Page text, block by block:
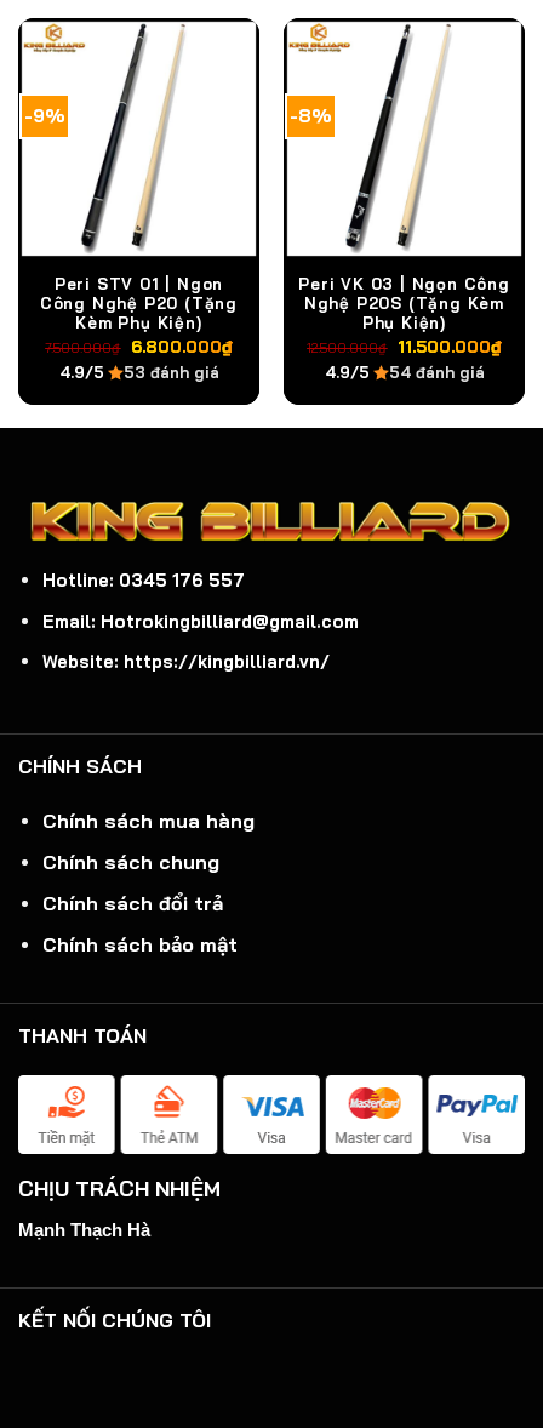
6.800.000₫.
-9%
Peri STV 01 | Ngon
Công Nghệ P20 (Tặng
Kèm Phụ Kiện)
7.500.000₫ Giá
gốc
là:
7.500.000₫.
6.800.000₫Giá
tại
là:
6.800.000₫.
4.9/5 53 đánh giá
-8%
Peri VK 03 | Ngọn Công
Nghệ P20S (Tặng Kèm
Phụ Kiện)
12.500.000₫ Giá
gốc
là:
12.500.000₫.
11.500.000₫Giá
tại
là:
4.9/5 54 đánh giá
Hotline: 0345 176 557
Email: Hotrokingbilliard@gmail.com
Website: https://kingbilliard.vn/
CHÍNH SÁCH
Chính sách mua hàng
Chính sách chung
Chính sách đổi trả
Chính sách bảo mật
THANH TOÁN
CHỊU TRÁCH NHIỆM
Mạnh Thạch Hà
KẾT NỐI CHÚNG TÔI